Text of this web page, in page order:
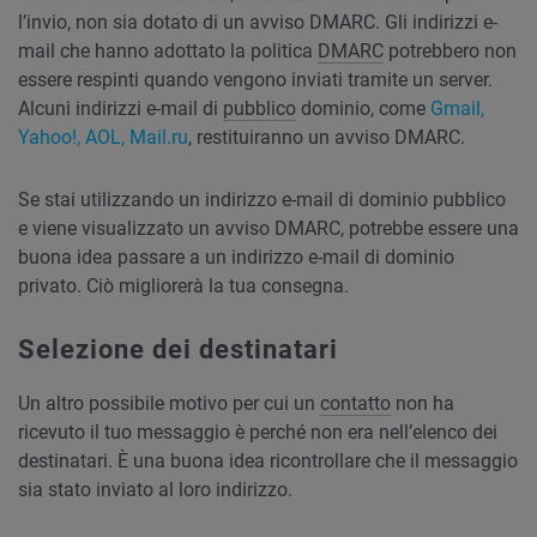
l’invio, non sia dotato di un avviso DMARC. Gli indirizzi e-
mail che hanno adottato la politica DMARC potrebbero non
essere respinti quando vengono inviati tramite un server.
Alcuni indirizzi e-mail di pubblico dominio, come Gmail,
Yahoo!, AOL, Mail.ru, restituiranno un avviso DMARC.
Se stai utilizzando un indirizzo e-mail di dominio pubblico
e viene visualizzato un avviso DMARC, potrebbe essere una
buona idea passare a un indirizzo e-mail di dominio
privato. Ciò migliorerà la tua consegna.
Selezione dei destinatari
Un altro possibile motivo per cui un contatto non ha
ricevuto il tuo messaggio è perché non era nell’elenco dei
destinatari. È una buona idea ricontrollare che il messaggio
sia stato inviato al loro indirizzo.